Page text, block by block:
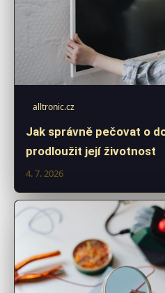
alltronic.cz
Jak správně pečovat o
prodloužit její životnost
4. 7. 2026